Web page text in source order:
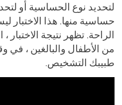
لتحديد نوع الحساسية أو
حساسية منها. هذا الاختبار
الراحة. تظهر نتيجة الاختبار
من الأطفال والبالغين ،
طبيبك التشخيص.